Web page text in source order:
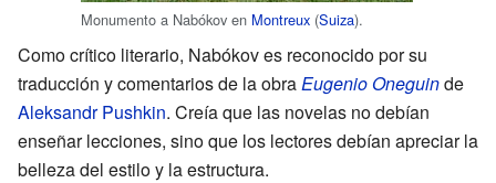
Monumento a Nabókov en Montreux (Suiza).
Como crítico literario, Nabókov es reconocido por su
traducción y comentarios de la obra Eugenio Oneguinde
Aleksandr Pushkin. Creía que las novelas no debían
enseñar lecciones, sino que los lectores debían apreciar la
belleza del estilo y la estructura.